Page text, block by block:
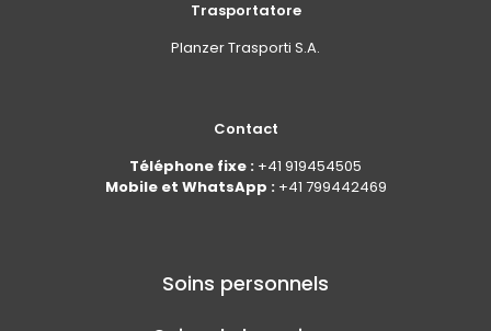
Trasportatore
Planzer Trasporti S.A.
Contact
Téléphone fixe : +41 919454505
Mobile et WhatsApp : +41 799442469
Soins personnels